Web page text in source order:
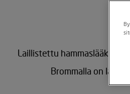
Laillistettu hammaslääkäri
Brommalla on